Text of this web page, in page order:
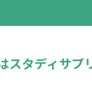
スタディサプ